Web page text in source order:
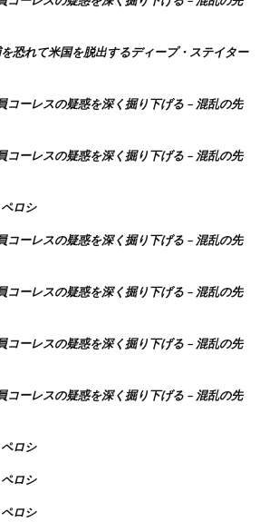
恐れて米国を脱出するディープ・ステイター
コーレスの疑惑を深く掘り下げる – 混乱の先
コーレスの疑惑を深く掘り下げる – 混乱の先
ロシ
コーレスの疑惑を深く掘り下げる – 混乱の先
コーレスの疑惑を深く掘り下げる – 混乱の先
コーレスの疑惑を深く掘り下げる – 混乱の先
コーレスの疑惑を深く掘り下げる – 混乱の先
ロシ
ロシ
ロシ